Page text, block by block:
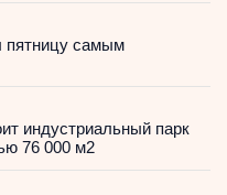
пятницу самым
индустриальный парк
76 000 м2